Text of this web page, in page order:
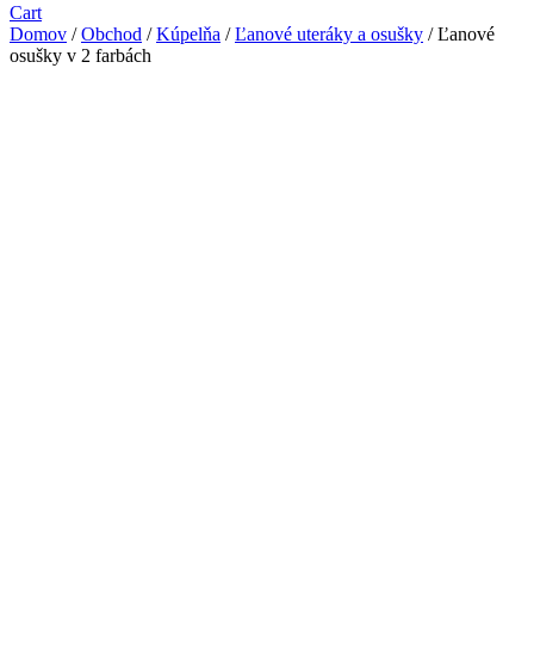
Cart
Domov /Obchod /Kúpelňa /Ľanové uteráky a osušky / Ľanové
osušky v 2 farbách